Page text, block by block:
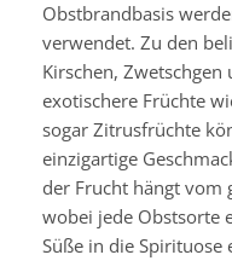
Obstbrandbasis
verwendet. Zu den
Kirschen,
exotischere Früchte
sogar Zitrusfrüchte
einzigartige
der Frucht hängt vom
wobei jede Obstsorte
Süße in die Spirituose